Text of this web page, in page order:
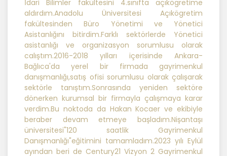
MASTERTURK FRANCHİSİNG
GAYRİMENKUL SATIŞ VE PAZARLAMA
A.Ş..; kişisel verilerin işlenmesi
faaliyetleri kapsamında hukuka ve
dürüstlük kurallarına uygun hareket
etmekle yükümlüdür. Bu kapsamda,
orantılılık gereklilikleri dikkate
alınacakve kişisel verileri işleme
amacı dışında kullanmayacaktır.
2. Kişisel Verilerin Doğru ve
Gerektiğinde Güncel Olmasını
Sağlama
İdari Bilimler fakültesini 4.sınıfta açıkögretime
aldırdım.Anadolu Üniversitesi Açıkögretim
fakültesinden Büro Yönetimi ve Yönetici
Asistanlığını bitirdim.Farklı sektörlerde Yönetici
asistanlığı ve organizasyon sorumlusu olarak
calıştım.2016-2018 yılları içerisinde Ankara-
Bağlıca'da yerel bir firmada gayrimenkul
danışmanlığı,satış ofisi sorumlusu olarak çalışarak
sektörle tanıştım.Sonrasında yeniden sektöre
dönerken kurumsal bir firmayla çalışmaya karar
verdim.Bu noktoda da Hakan Kocaer ve ekibiyle
beraber devam etmeye başladım.Nişantaşı
üniversitesi"120 saatlik Gayrimenkul
Danışmanlığı"eğitimini tamamladım.2023 yılı Eylül
ayından beri de Century21 Vizyon 2 Gayrimenkul